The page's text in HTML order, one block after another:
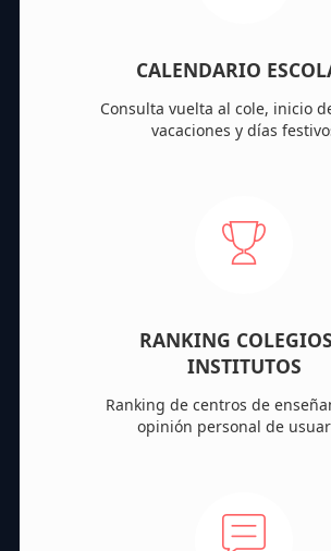
CALENDARIO
Consulta vuelta al cole, inicio
vacaciones y días
RANKING
INSTITUTOS
Ranking de centros de
opinión personal de